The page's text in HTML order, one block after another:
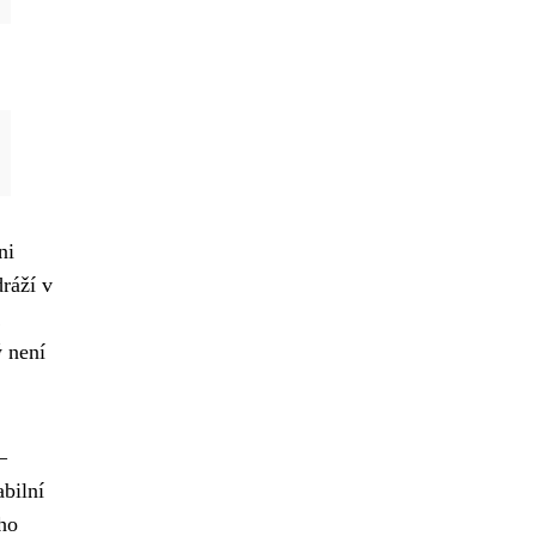
v
není